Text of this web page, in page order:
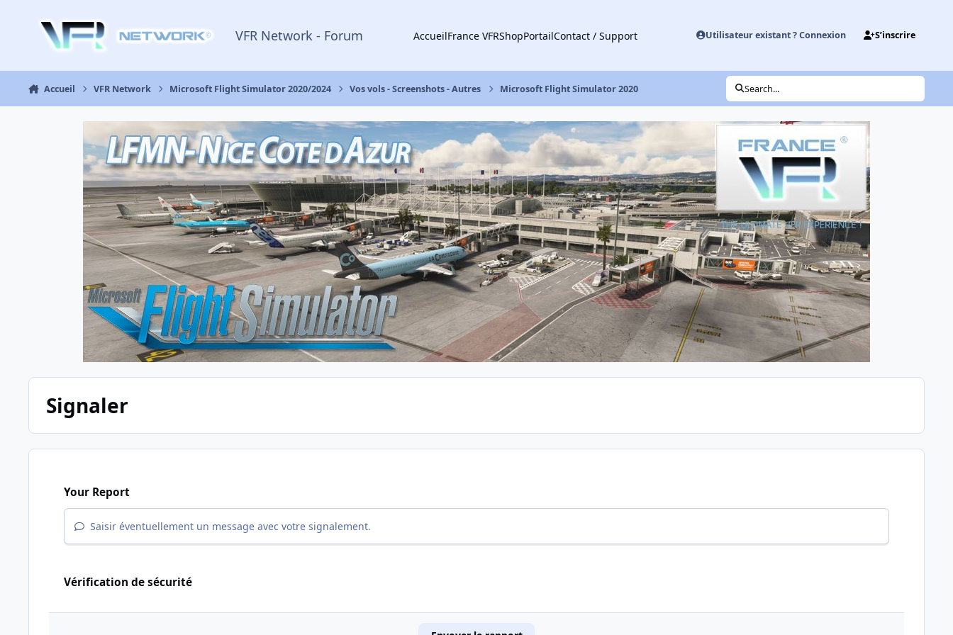
VFR Network - Forum AccueilFrance VFRShopPortailContact / Support Utilisateur existant ? Connexion S’inscrire
Accueil VFR Network Microsoft Flight Simulator 2020/2024 Vos vols - Screenshots - Autres Microsoft Flight Simulator 2020 Search...
Signaler
Your Report
Saisir éventuellement un message avec votre signalement.
Vérification de sécurité